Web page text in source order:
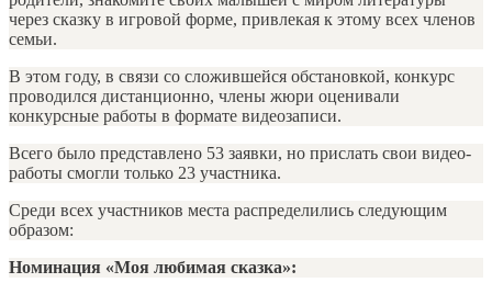
через сказку в игровой форме, привлекая к этому всех членов
семьи.
В этом году, в связи со сложившейся обстановкой, конкурс
проводился дистанционно, члены жюри оценивали
конкурсные работы в формате видеозаписи.
Всего было представлено 53 заявки, но прислать свои видео-
работы смогли только 23 участника.
Среди всех участников места распределились следующим
образом:
Номинация «Моя любимая сказка»: